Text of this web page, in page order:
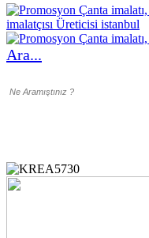
Ara...